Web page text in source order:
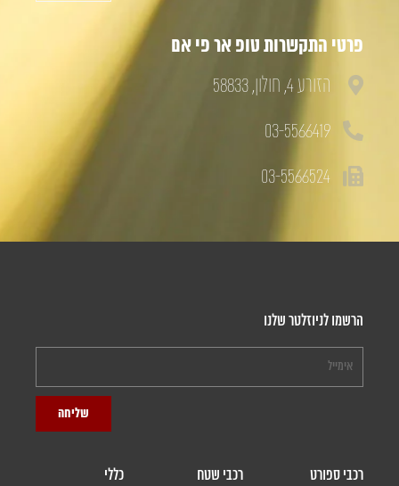
פרטי התקשרות טופ אר פי אם
הזורע 4, חולון, 58833
03-5566419
03-5566524
הרשמו לניוזלטר שלנו
שליחה
רכבי ספורט רכבי שטח כללי